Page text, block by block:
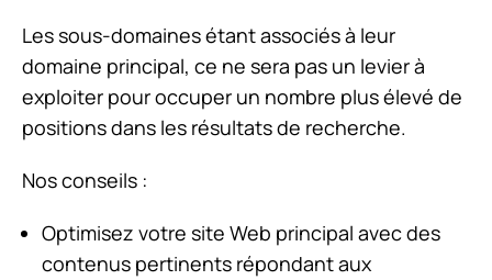
Les sous-domaines étant associés à leur
domaine principal, ce ne sera pas un levier à
exploiter pour occuper un nombre plus élevé de
positions dans les résultats de recherche.
Nos conseils :
Optimisez votre site Web principal avec des
contenus pertinents répondant aux